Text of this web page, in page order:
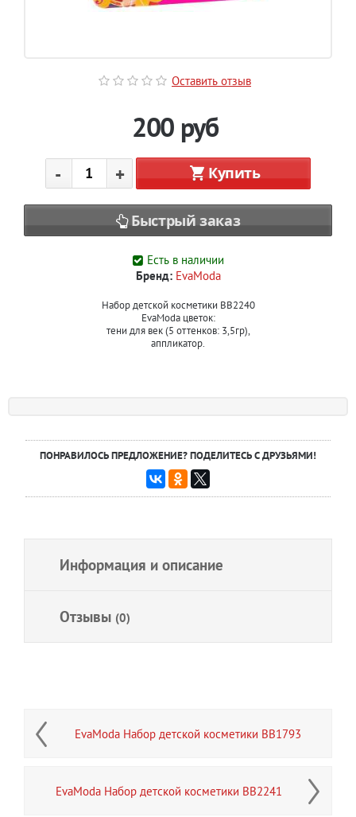
Оставить отзыв
200 руб
- + Купить
Быстрый заказ
Есть в наличии
Бренд: EvaModa
Набор детской косметики BB2240
EvaModa цветок:
тени для век (5 оттенков: 3,5гр),
аппликатор.
ПОНРАВИЛОСЬ ПРЕДЛОЖЕНИЕ? ПОДЕЛИТЕСЬ С ДРУЗЬЯМИ!
Информация и описание
Отзывы (0)
EvaModa Набор детской косметики BB1793
EvaModa Набор детской косметики BB2241